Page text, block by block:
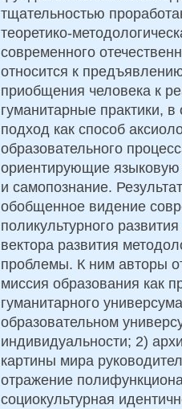
тщательностью
теоретико-
современного
относится к
приобщения человека к
гуманитарные практики,
подход как способ
образовательного
ориентирующие языковую
и самопознание.
обобщенное видение
поликультурного
вектора развития
проблемы. К ним авторы
миссия образования как
гуманитарного
образовательном
индивидуальности; 2)
картины мира
отражение
социокультурная